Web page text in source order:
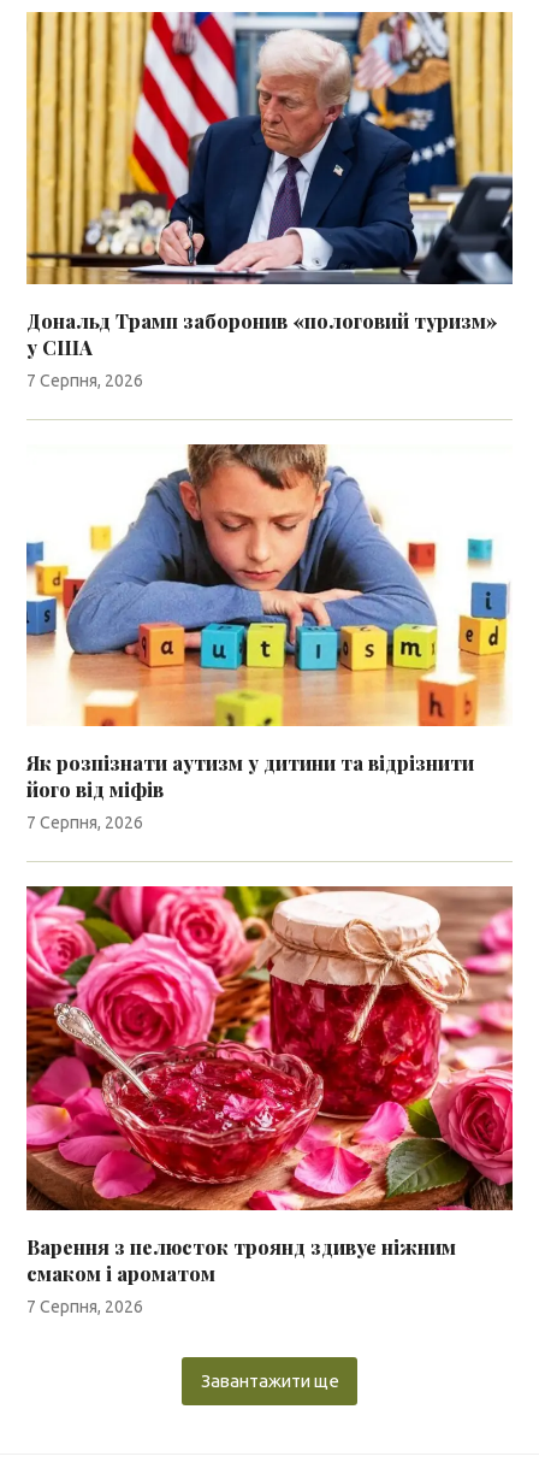
Дональд Трамп заборонив «пологовий туризм»
у США
7 Серпня, 2026
Як розпізнати аутизм у дитини та відрізнити
його від міфів
7 Серпня, 2026
Варення з пелюсток троянд здивує ніжним
смаком і ароматом
7 Серпня, 2026
Завантажити ще